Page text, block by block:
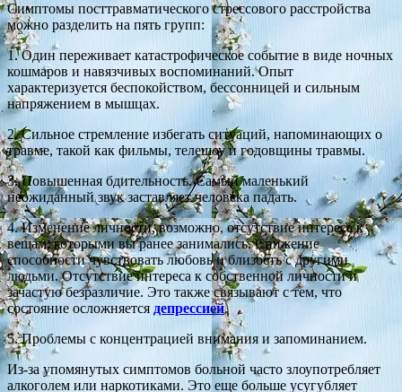
Симптомы посттравматического стрессового расстройства
можно разделить на пять групп:
1. Один переживает катастрофическое событие в виде ночных
кошмаров и навязчивых воспоминаний. Опыт
характеризуется беспокойством, бессонницей и сильным
напряжением в мышцах.
2. Сильное стремление избегать ситуаций, напоминающих о
травме, такой как фильмы, телешоу и годовщины травмы.
3. Повышенная бдительность. Самый маленький
неожиданный звук заставляет человека падать.
4. Изменение личности, возможно, отсутствие интереса к
вещам, которыми вы ранее занимались. Снижение
способности чувствовать любовь и близость с другими
людьми. Отсутствие интереса к собственной личности и
зачастую безразличие. Это также связывают с тем, что
состояние осложняется депрессией.
5. Проблемы с концентрацией внимания и запоминанием.
Из-за упомянутых симптомов больной часто злоупотребляет
алкоголем или наркотиками. Это еще больше усугубляет